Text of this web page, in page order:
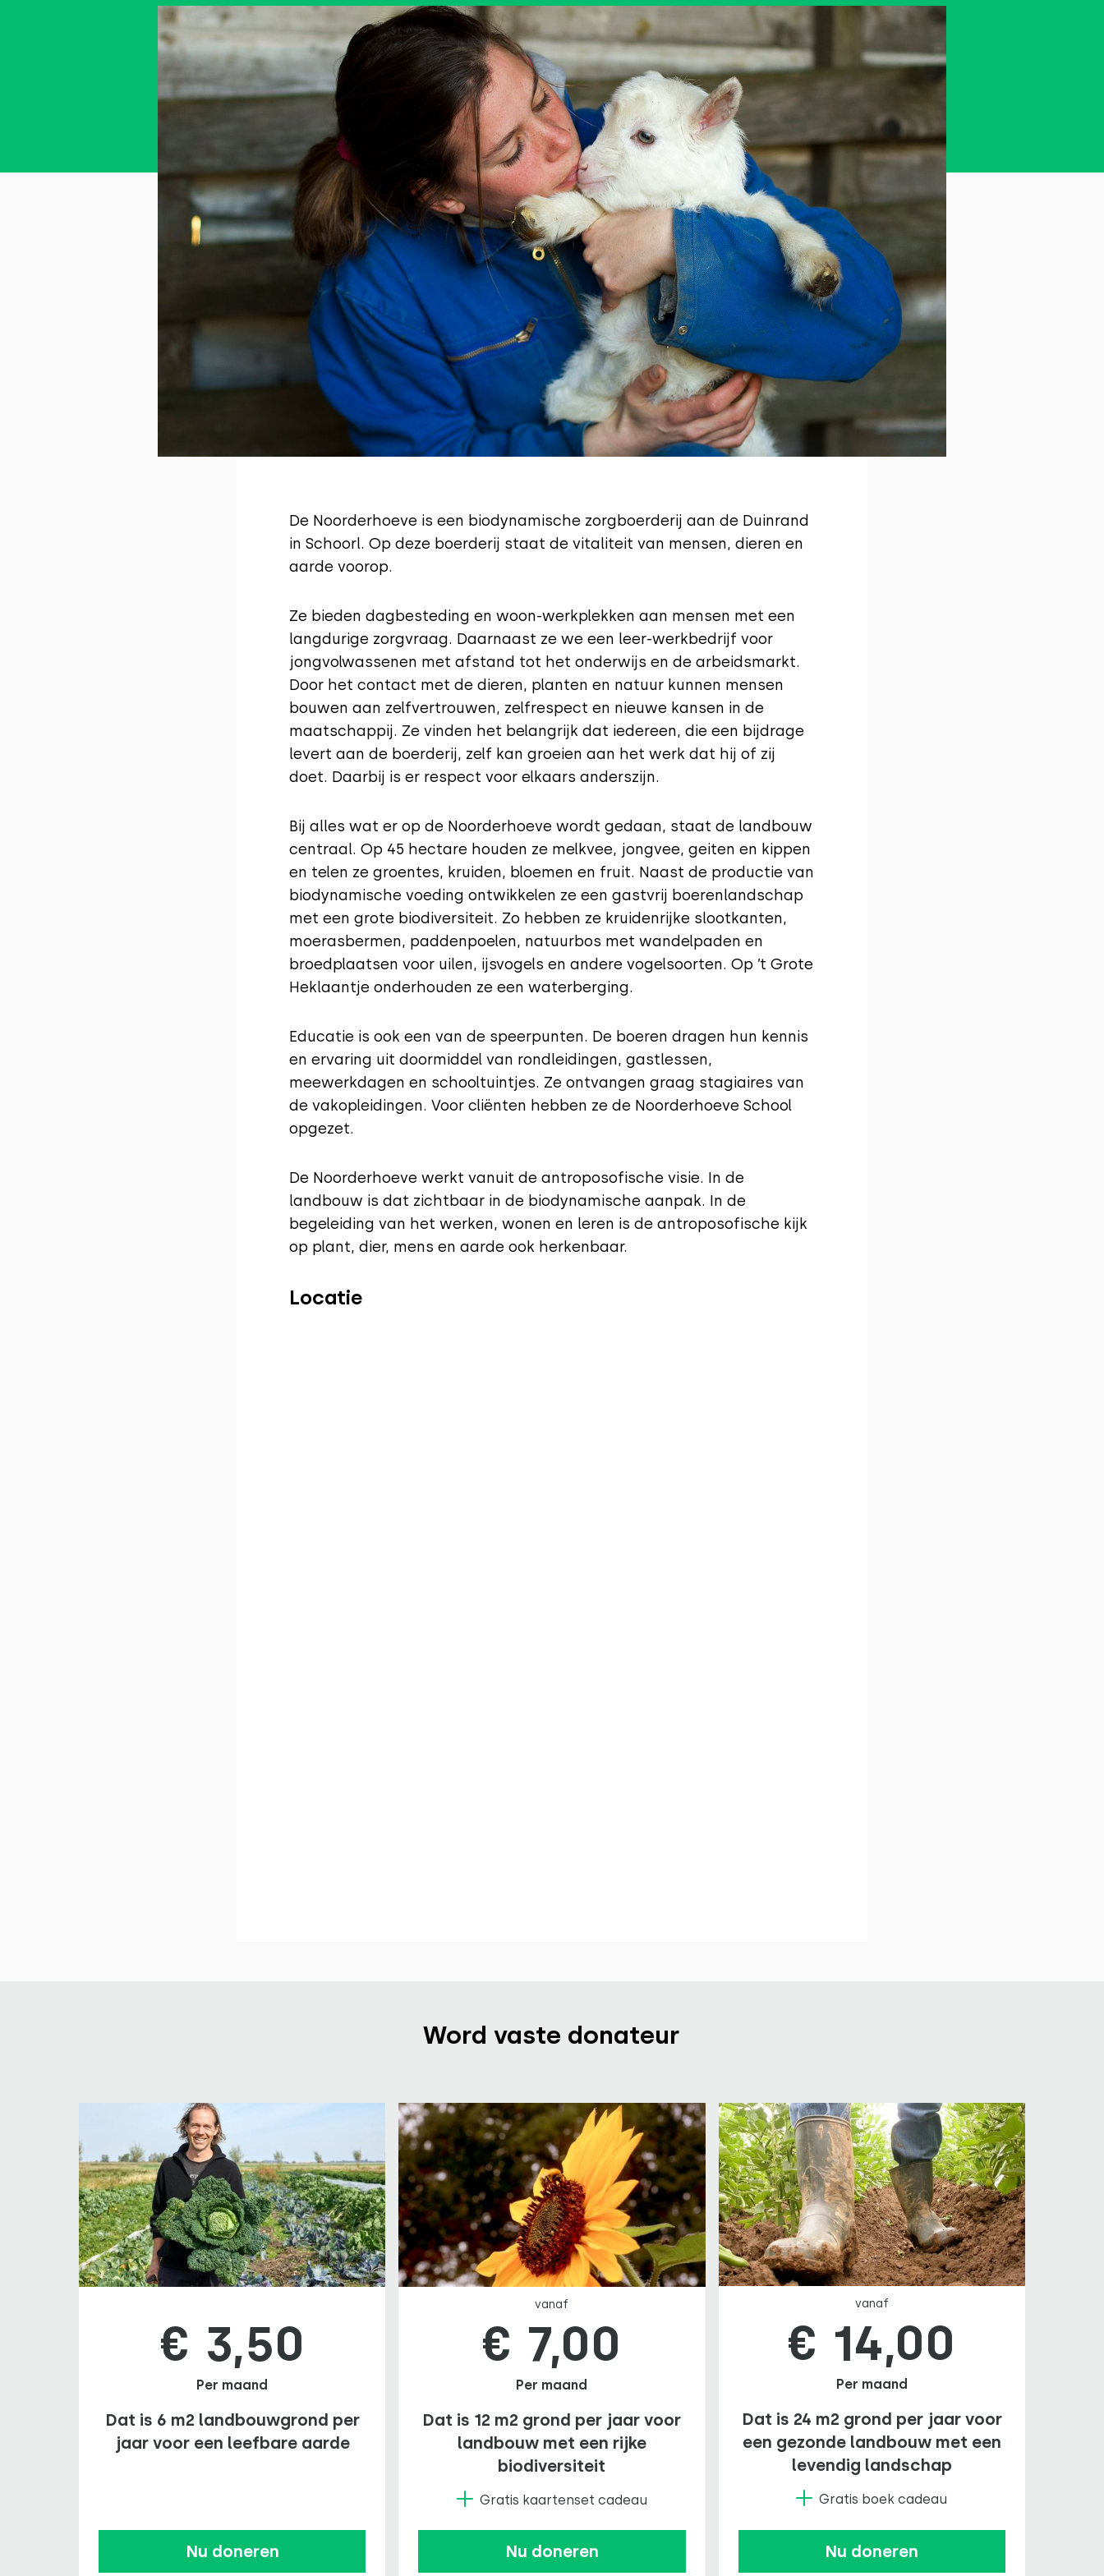
De Noorderhoeve is een biodynamische zorgboerderij aan de Duinrand
in Schoorl. Op deze boerderij staat de vitaliteit van mensen, dieren en
aarde voorop.
Ze bieden dagbesteding en woon-werkplekken aan mensen met een
langdurige zorgvraag. Daarnaast ze we een leer-werkbedrijf voor
jongvolwassenen met afstand tot het onderwijs en de arbeidsmarkt.
Door het contact met de dieren, planten en natuur kunnen mensen
bouwen aan zelfvertrouwen, zelfrespect en nieuwe kansen in de
maatschappij. Ze vinden het belangrijk dat iedereen, die een bijdrage
levert aan de boerderij, zelf kan groeien aan het werk dat hij of zij
doet. Daarbij is er respect voor elkaars anderszijn.
Bij alles wat er op de Noorderhoeve wordt gedaan, staat de landbouw
centraal. Op 45 hectare houden ze melkvee, jongvee, geiten en kippen
en telen ze groentes, kruiden, bloemen en fruit. Naast de productie van
biodynamische voeding ontwikkelen ze een gastvrij boerenlandschap
met een grote biodiversiteit. Zo hebben ze kruidenrijke slootkanten,
moerasbermen, paddenpoelen, natuurbos met wandelpaden en
broedplaatsen voor uilen, ijsvogels en andere vogelsoorten. Op ’t Grote
Heklaantje onderhouden ze een waterberging.
Educatie is ook een van de speerpunten. De boeren dragen hun kennis
en ervaring uit doormiddel van rondleidingen, gastlessen,
meewerkdagen en schooltuintjes. Ze ontvangen graag stagiaires van
de vakopleidingen. Voor cliënten hebben ze de Noorderhoeve School
opgezet.
De Noorderhoeve werkt vanuit de antroposofische visie. In de
landbouw is dat zichtbaar in de biodynamische aanpak. In de
begeleiding van het werken, wonen en leren is de antroposofische kijk
op plant, dier, mens en aarde ook herkenbaar.
Locatie
Word vaste donateur
€ 3,50
Per maand
Dat is 6 m2 landbouwgrond per
jaar voor een leefbare aarde
Nu doneren
vanaf
€ 7,00
Per maand
Dat is 12 m2 grond per jaar voor
landbouw met een rijke
biodiversiteit
Gratis kaartenset cadeau
Nu doneren
vanaf
€ 14,00
Per maand
Dat is 24 m2 grond per jaar voor
een gezonde landbouw met een
levendig landschap
Gratis boek cadeau
Nu doneren